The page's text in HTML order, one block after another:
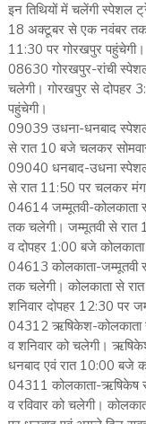
इन तिथियों में चलेंगी स्पेशल
18 अक्टूबर से एक नवंबर
11:30 पर गोरखपुर पहुंचेगी।
08630 गोरखपुर-रांची
चलेगी। गोरखपुर से दोपहर
पहुंचेगी।
09039 उधना-धनबाद
से रात 10 बजे चलकर
09040 धनबाद-उधना
से रात 11:50 पर चलकर
04614 जम्मूतवी-कोलकाता
तक चलेगी। जम्मूतवी से रात
व दोपहर 1:00 बजे कोलकाता
04613 कोलकाता-जम्मूतवी
तक चलेगी। कोलकाता से
शनिवार दोपहर 12:30 पर
04312 ऋषिकेश-कोलकाता
व शनिवार को चलेगी।
धनबाद एवं रात 10:00 बजे
04311 कोलकाता-ऋषिकेष
व रविवार को चलेगी।